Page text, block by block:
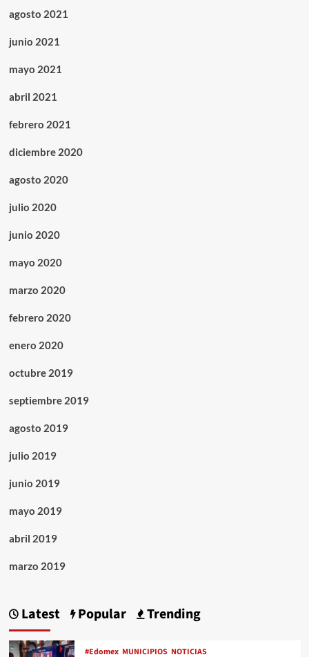
agosto 2021
junio 2021
mayo 2021
abril 2021
febrero 2021
diciembre 2020
agosto 2020
julio 2020
junio 2020
mayo 2020
marzo 2020
febrero 2020
enero 2020
octubre 2019
septiembre 2019
agosto 2019
julio 2019
junio 2019
mayo 2019
abril 2019
marzo 2019
Latest Popular Trending
#Edomex MUNICIPIOS NOTICIAS